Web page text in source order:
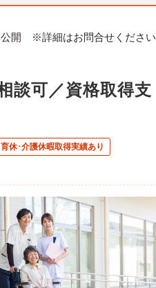
公開 ※詳細はお問合せください
談可／資格取得支
休･介護休暇取得実績あり